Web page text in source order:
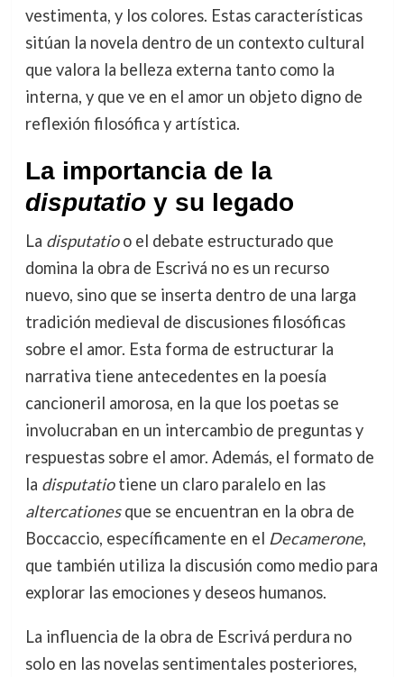
vestimenta, y los colores. Estas características
sitúan la novela dentro de un contexto cultural
que valora la belleza externa tanto como la
interna, y que ve en el amor un objeto digno de
reflexión filosófica y artística.
La importancia de la
disputatioy su legado
La disputatioo el debate estructurado que
domina la obra de Escrivá no es un recurso
nuevo, sino que se inserta dentro de una larga
tradición medieval de discusiones filosóficas
sobre el amor. Esta forma de estructurar la
narrativa tiene antecedentes en la poesía
cancioneril amorosa, en la que los poetas se
involucraban en un intercambio de preguntas y
respuestas sobre el amor. Además, el formato de
la disputatiotiene un claro paralelo en las
altercationesque se encuentran en la obra de
Boccaccio, específicamente en el Decamerone,
que también utiliza la discusión como medio para
explorar las emociones y deseos humanos.
La influencia de la obra de Escrivá perdura no
solo en las novelas sentimentales posteriores,